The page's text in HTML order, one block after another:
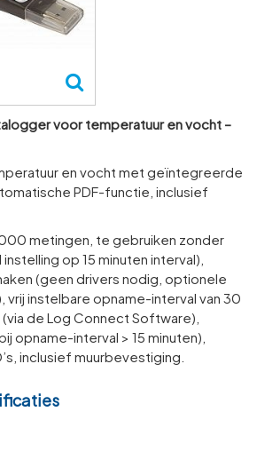
voor temperatuur en vocht –
en vocht met geïntegreerde
PDF-functie, inclusief
metingen, te gebruiken zonder
op 15 minuten interval),
(geen drivers nodig, optionele
instelbare opname-interval van 30
de Log Connect Software),
opname-interval > 15 minuten),
inclusief muurbevestiging.